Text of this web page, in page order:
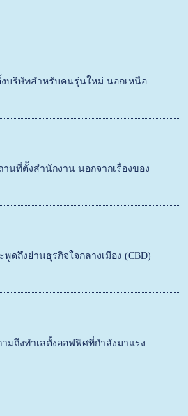
งบริษัทสำหรับคนรุ่นใหม่ นอกเหนือ
นที่ตั้งสำนักงาน นอกจากเรื่องของ
ถึงย่านธุรกิจใจกลางเมือง (CBD)
มถึงทำเลตั้งออฟฟิศที่กำลังมาแรง